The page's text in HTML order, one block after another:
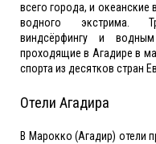
всего города, и
водного экстрима.
виндсёрфингу и
проходящие в Агадире в
спорта из десятков стран
Отели Агадира
В Марокко (Агадир) отели